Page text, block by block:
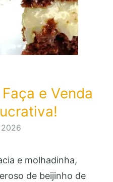
e Venda
e molhadinha,
de beijinho de